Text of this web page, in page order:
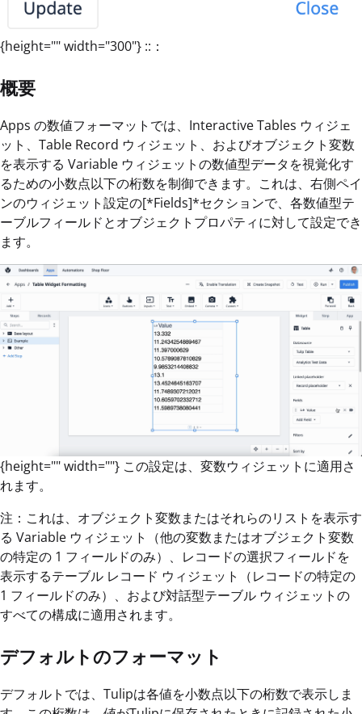
{height="" width="300"} ::：
概要
Apps の数値フォーマットでは、Interactive Tables ウィジェ
ット、Table Record ウィジェット、およびオブジェクト変数
を表示する Variable ウィジェットの数値型データを視覚化す
るための小数点以下の桁数を制御できます。これは、右側ペイ
ンのウィジェット設定の[*Fields]*セクションで、各数値型テ
ーブルフィールドとオブジェクトプロパティに対して設定でき
ます。
{height="" width=""} この設定は、変数ウィジェットに適用さ
れます。
注：これは、オブジェクト変数またはそれらのリストを表示す
る Variable ウィジェット（他の変数またはオブジェクト変数
の特定の 1 フィールドのみ）、レコードの選択フィールドを
表示するテーブル レコード ウィジェット（レコードの特定の
1 フィールドのみ）、および対話型テーブル ウィジェットの
すべての構成に適用されます。
デフォルトのフォーマット
デフォルトでは、Tulipは各値を小数点以下の桁数で表示しま